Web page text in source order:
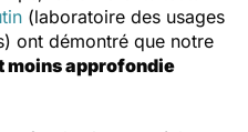
(laboratoire des usages
ont démontré que notre
moins approfondie